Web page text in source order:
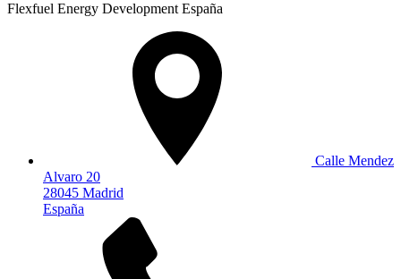
Flexfuel Energy Development España
Calle Mendez
Alvaro 20
28045 Madrid
España